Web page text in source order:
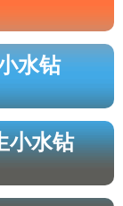
水钻
小水钻